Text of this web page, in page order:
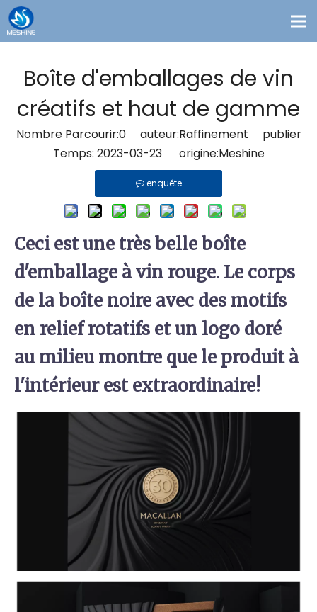
Coutume
Solutions
Contact
Blogs
Boîte d'emballages de vin
créatifs et haut de gamme
Nombre Parcourir:0auteur:Raffinement publier
Temps: 2023-03-23 origine:Meshine
enquête
Ceci est une très belle boîte
d'emballage à vin rouge. Le corps
de la boîte noire avec des motifs
en relief rotatifs et un logo doré
au milieu montre que le produit à
l'intérieur est extraordinaire!